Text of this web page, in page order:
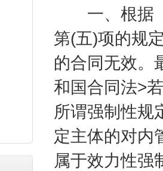
一、根据《
第(五)项的规
的合同无效。
和国合同法>
所谓强制性规
定主体的对内
属于效力性强